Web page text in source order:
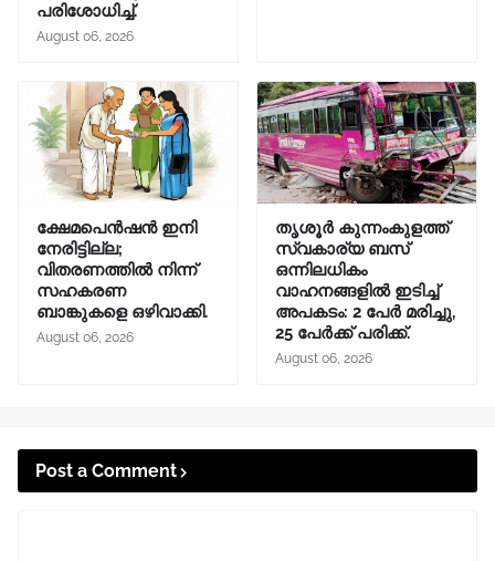
പരിശോധിച്ച്.
August 06, 2026
ക്ഷേമപെൻഷൻ ഇനി
നേരിട്ടില്ല;
വിതരണത്തിൽ നിന്ന്
സഹകരണ
ബാങ്കുകളെ ഒഴിവാക്കി.
August 06, 2026
തൃശൂർ കുന്നംകുളത്ത്
സ്വകാര്യ ബസ്
ഒന്നിലധികം
വാഹനങ്ങളിൽ ഇടിച്ച്
അപകടം: 2 പേർ മരിച്ചു,
25 പേർക്ക് പരിക്ക്.
August 06, 2026
Post a Comment